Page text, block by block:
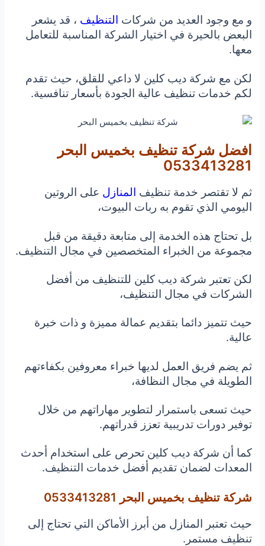
و مع وجود العديد من شركات التنظيف ، قد يشعر
البعض بالحيرة في اختيار الشركة المناسبة للتعامل
معها.
لكن مع شركة ديب كلين لا داعي للقلق، حيث تقدم
لكم خدمات تنظيف عالية الجودة بأسعار تنافسية.
افضل شركة تنظيف بخميس البحر
0533413281
ثم لا تقتصر خدمة تنظيف المنازل على الروتين
اليومي الذي تقوم به ربات البيوت،
بل تحتاج هذه الخدمة إلى متابعة دقيقة من قبل
مجموعة من الخبراء المتخصصين في مجال التنظيف.
لكن تعتبر شركة ديب كلين للتنظيف من أفضل
الشركات في مجال التنظيف،
حيث تتميز دائما بتقديم عمالة مميزة و ذات خبرة
عالية.
ثم يضم فريق العمل لديها خبراء معروفين بكفاءتهم
الطويلة في مجال النظافة،
حيث تسعى باستمرار لتطوير مهاراتهم من خلال
توفير دورات تدريبية تعزز قدراتهم.
كما أن شركة ديب كلين تحرص على استخدام أحدث
المعدات لضمان تقديم أفضل خدمات التنظيف.
شركة تنظيف بخميس البحر 0533413281
حيث تعتبر المنازل من أبرز الأماكن التي تحتاج إلى
تنظيف مستمر.